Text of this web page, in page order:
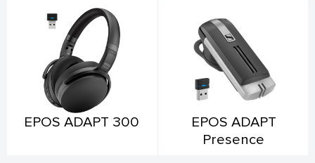
EPOS ADAPT 300
EPOS ADAPT
Presence